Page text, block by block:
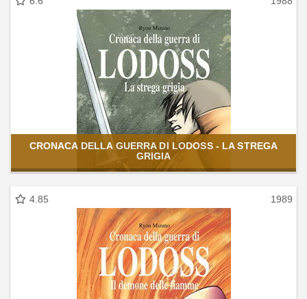
CRONACA DELLA GUERRA DI LODOSS - LA STREGA
GRIGIA
4.85 1989